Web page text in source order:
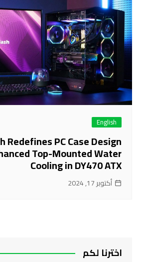
English
Redefines PC Case Design
Top-Mounted Water
Cooling in DY470 ATX
أكتوبر 17, 2024
اخترنا لكم